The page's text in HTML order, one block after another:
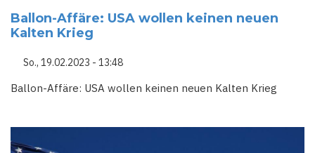
Ballon-Affäre: USA wollen keinen neuen
Kalten Krieg
So., 19.02.2023 - 13:48
Ballon-Affäre: USA wollen keinen neuen Kalten Krieg